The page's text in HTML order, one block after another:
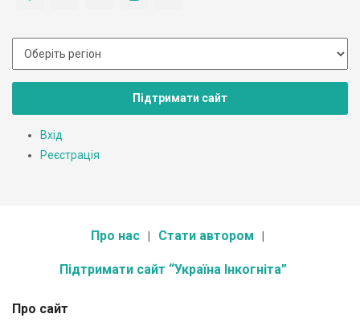
Підтримати сайт
Вхід
Реєстрація
Про нас Стати автором
Підтримати сайт “Україна Інкогніта”
Про сайт